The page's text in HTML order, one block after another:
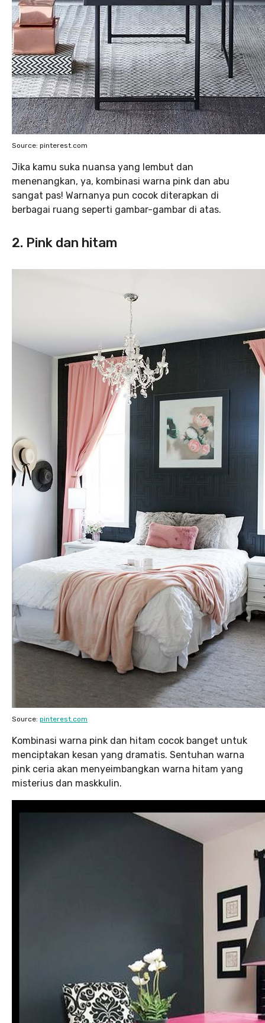
Source: pinterest.com
Jika kamu suka nuansa yang lembut dan
menenangkan, ya, kombinasi warna pink dan abu
sangat pas! Warnanya pun cocok diterapkan di
berbagai ruang seperti gambar-gambar di atas.
2. Pink dan hitam
Source: pinterest.com
Kombinasi warna pink dan hitam cocok banget untuk
menciptakan kesan yang dramatis. Sentuhan warna
pink ceria akan menyeimbangkan warna hitam yang
misterius dan maskkulin.